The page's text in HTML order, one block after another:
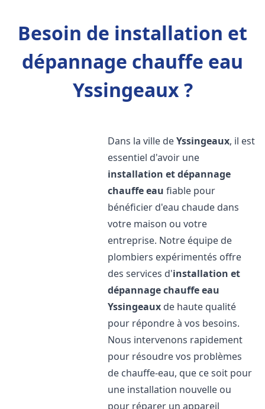
Besoin de installation et
dépannage chauffe eau
Yssingeaux ?
Dans la ville deYssingeaux, il est
essentiel d'avoir une
installation et dépannage
chauffe eau fiable pour
bénéficier d'eau chaude dans
votre maison ou votre
entreprise. Notre équipe de
plombiers expérimentés offre
des services d'installation et
dépannage chauffe eau
Yssingeaux de haute qualité
pour répondre à vos besoins.
Nous intervenons rapidement
pour résoudre vos problèmes
de chauffe-eau, que ce soit pour
une installation nouvelle ou
pour réparer un appareil